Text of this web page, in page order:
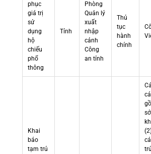
phục
giá trị
sử
dụng
hộ
chiếu
phổ
thông
Tỉnh
Phòng
Quản lý
xuất
nhập
cảnh
Công
an tỉnh
Thủ
tục
hành
chính
Khai
báo
tạm trú